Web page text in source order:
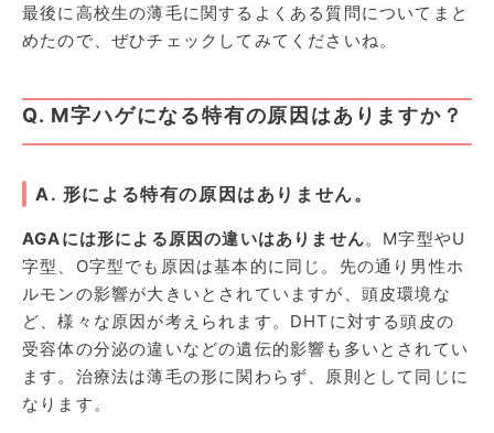
最後に高校生の薄毛に関するよくある質問についてまと
めたので、ぜひチェックしてみてくださいね。
Q. M字ハゲになる特有の原因はありますか？
A. 形による特有の原因はありません。
AGAには形による原因の違いはありません。M字型やU
字型、O字型でも原因は基本的に同じ。先の通り男性ホ
ルモンの影響が大きいとされていますが、頭皮環境な
ど、様々な原因が考えられます。DHTに対する頭皮の
受容体の分泌の違いなどの遺伝的影響も多いとされてい
ます。治療法は薄毛の形に関わらず、原則として同じに
なります。